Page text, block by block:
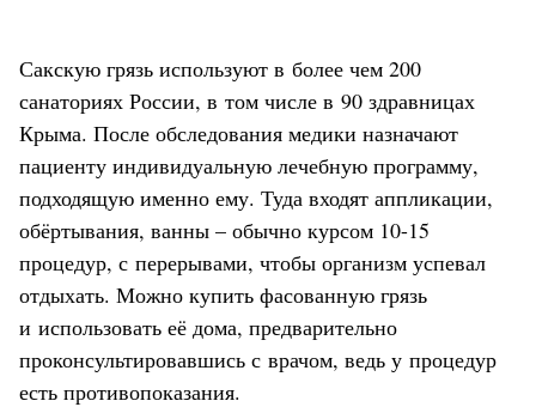
Сакскую грязь используют в более чем 200
санаториях России, в том числе в 90 здравницах
Крыма. После обследования медики назначают
пациенту индивидуальную лечебную программу,
подходящую именно ему. Туда входят аппликации,
обёртывания, ванны – обычно курсом 10-15
процедур, с перерывами, чтобы организм успевал
отдыхать. Можно купить фасованную грязь
и использовать её дома, предварительно
проконсультировавшись с врачом, ведь у процедур
есть противопоказания.